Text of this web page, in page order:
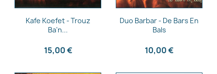
Aperçu rapide
Kafe Koefet - Trouz
Ba'n...
15,00 €
Aperçu rapide
Duo Barbar - De Bars En
Bals
10,00 €
Annuler Créer une liste d'envies